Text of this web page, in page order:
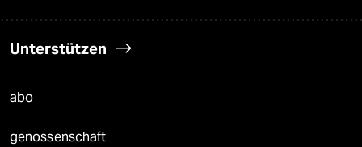
Unterstützen
abo
genossenschaft